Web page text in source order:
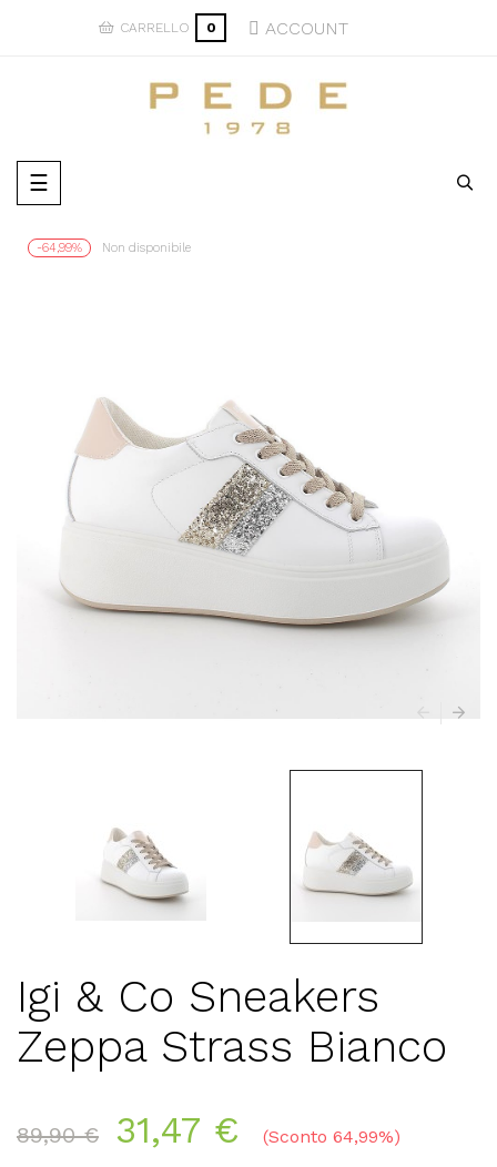
CARRELLO 0 ACCOUNT
navigazione
Toggle
☰
-64,99% Non disponibile
Igi & Co Sneakers
Zeppa Strass Bianco
89,90 € 31,47 € Sconto 64,99%